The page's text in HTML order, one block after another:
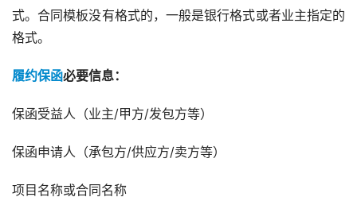
式。合同模板没有格式的，一般是银行格式或者业主指定的
格式。
履约保函必要信息：
保函受益人（业主/甲方/发包方等）
保函申请人（承包方/供应方/卖方等）
项目名称或合同名称